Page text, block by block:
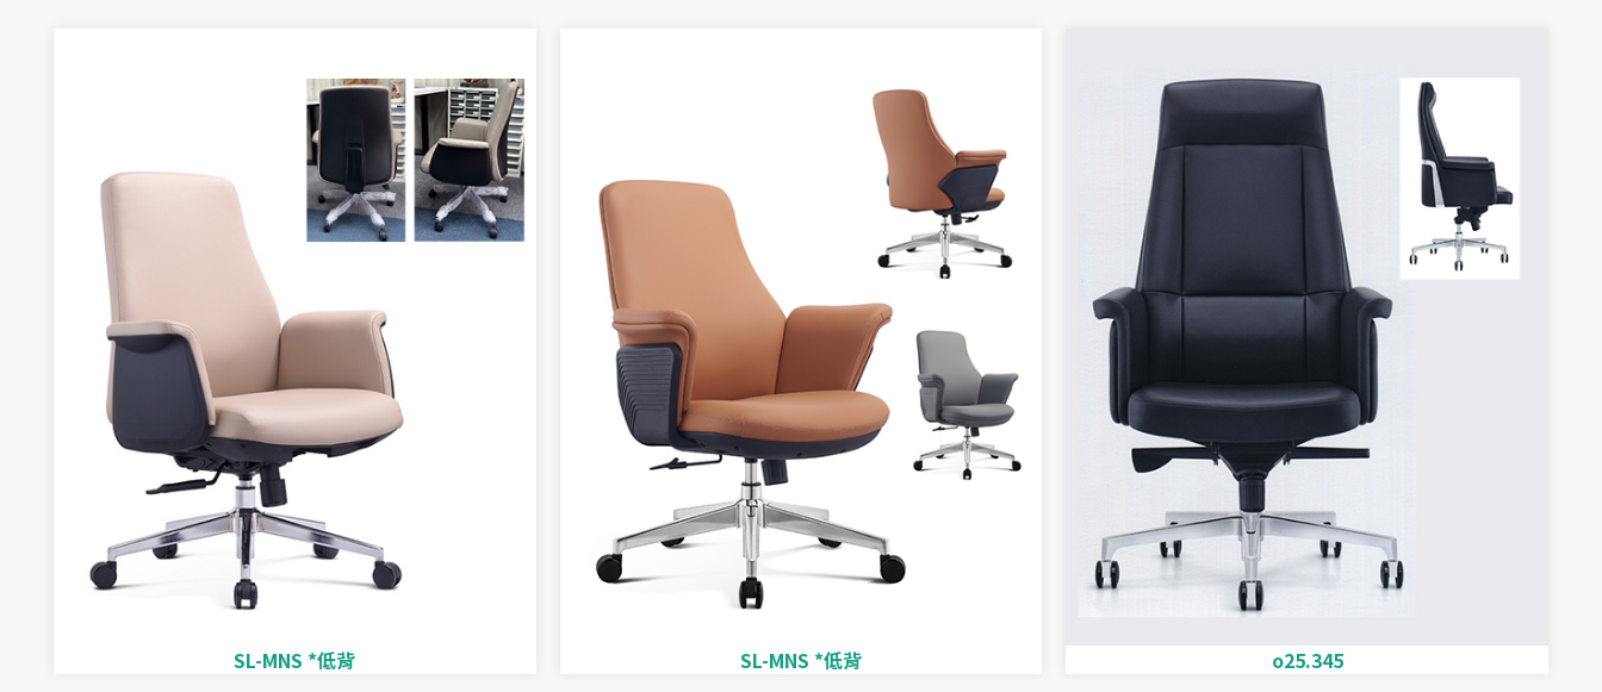
SL-MNS *低背 SL-MNS *低背 o25.345